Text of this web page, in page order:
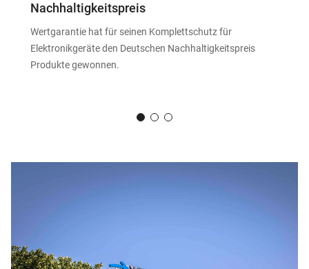
Nachhaltigkeitspreis
Wertgarantie hat für seinen Komplettschutz für
Elektronikgeräte den Deutschen Nachhaltigkeitspreis
Produkte gewonnen.